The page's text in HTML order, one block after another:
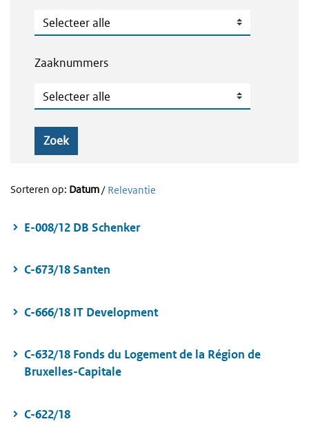
Ministeries
Zaaknummers
Zaaknummers
Zoek
Sorteren op: Datum/ Relevantie
E-008/12 DB Schenker
C-673/18 Santen
C-666/18 IT Development
C-632/18 Fonds du Logement de la Région de
Bruxelles-Capitale
C-622/18